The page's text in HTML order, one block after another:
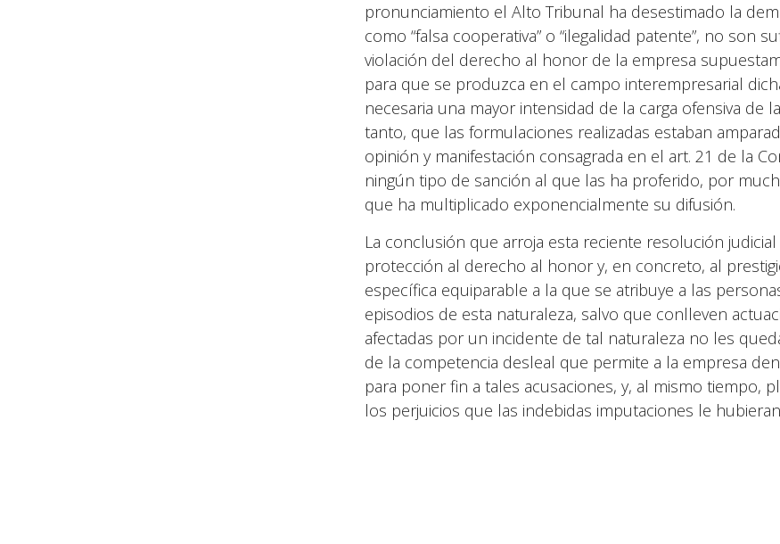
pronunciamiento el Alto Tribunal ha desestimado la
como “falsa cooperativa” o “ilegalidad patente”, no son
violación del derecho al honor de la empresa
para que se produzca en el campo interempresarial
necesaria una mayor intensidad de la carga ofensiva
tanto, que las formulaciones realizadas estaban
opinión y manifestación consagrada en el art. 21 de la
ningún tipo de sanción al que las ha proferido, por
que ha multiplicado exponencialmente su difusión.
La conclusión que arroja esta reciente resolución
protección al derecho al honor y, en concreto, al
específica equiparable a la que se atribuye a las
episodios de esta naturaleza, salvo que conlleven
afectadas por un incidente de tal naturaleza no les
de la competencia desleal que permite a la empresa
para poner fin a tales acusaciones, y, al mismo tiempo,
los perjuicios que las indebidas imputaciones le